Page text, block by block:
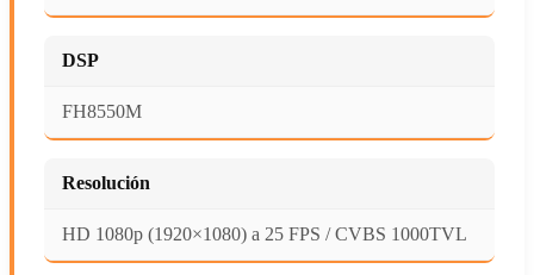
DSP
FH8550M
Resolución
HD 1080p (1920×1080) a 25 FPS / CVBS 1000TVL